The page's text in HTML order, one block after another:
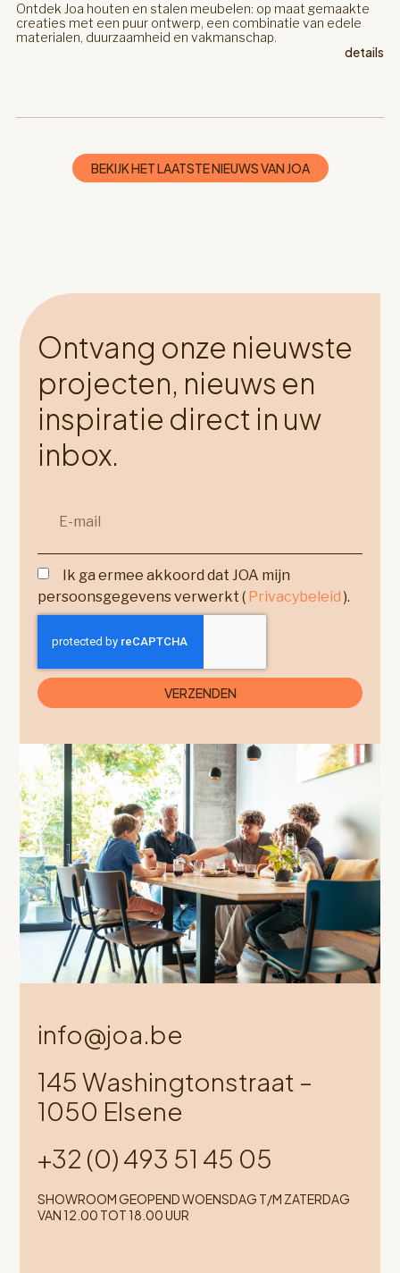
Ontdek Joa houten en stalen meubelen: op maat gemaakte
creaties met een puur ontwerp, een combinatie van edele
materialen, duurzaamheid en vakmanschap.
details
BEKIJK HET LAATSTE NIEUWS VAN JOA
Ontvang onze nieuwste
projecten, nieuws en
inspiratie direct in uw
inbox.
Ik ga ermee akkoord dat JOA mijn
persoonsgegevens verwerkt ( Privacybeleid ).
VERZENDEN
info@joa.be
145 Washingtonstraat –
1050 Elsene
+32 (0) 493 51 45 05
SHOWROOM GEOPEND WOENSDAG T/M ZATERDAG
VAN 12.00 TOT 18.00 UUR